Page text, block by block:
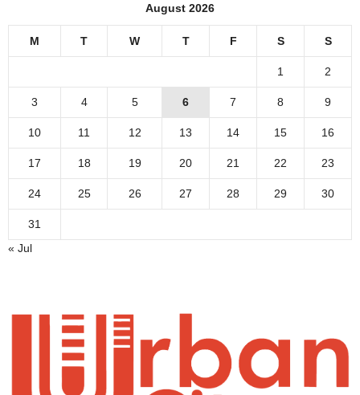
August 2026
M T W T F S S
1 2
3 4 5 6 7 8 9
10 11 12 13 14 15 16
17 18 19 20 21 22 23
24 25 26 27 28 29 30
31
« Jul